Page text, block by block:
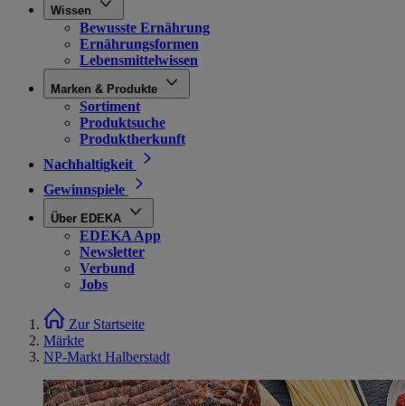
Wissen
Bewusste Ernährung
Ernährungsformen
Lebensmittelwissen
Marken & Produkte
Sortiment
Produktsuche
Produktherkunft
Nachhaltigkeit
Gewinnspiele
Über EDEKA
EDEKA App
Newsletter
Verbund
Jobs
Zur Startseite
Märkte
NP-Markt Halberstadt